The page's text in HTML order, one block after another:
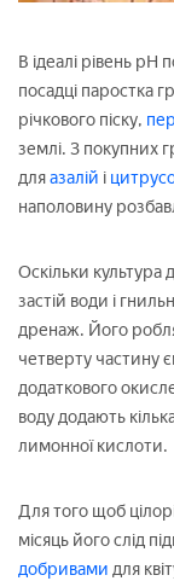
В ідеалі рівень
посадці паростка
річкового піску,
землі. З покупних
дляазалій і
наполовину
Оскільки
застій води і
дренаж. Його
четверту частину
додаткового
воду додають
лимонної кислоти.
Для того щоб
місяць його слід
добривами для